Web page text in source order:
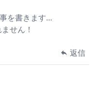
を書きます…
せん！
返信